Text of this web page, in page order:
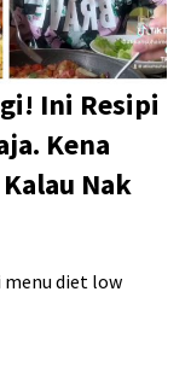
Ini Resipi
Kena
Nak
menu diet low